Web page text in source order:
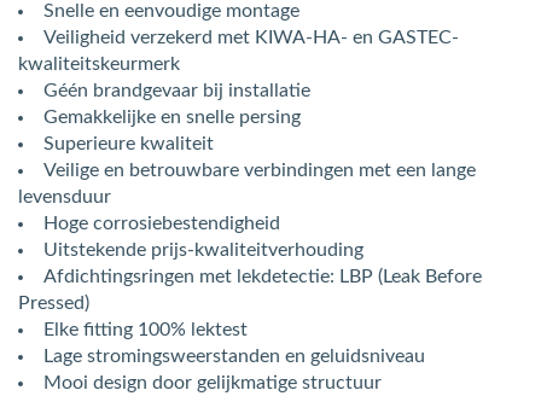
Snelle en eenvoudige montage
Veiligheid verzekerd met KIWA-HA- en GASTEC-
kwaliteitskeurmerk
Géén brandgevaar bij installatie
Gemakkelijke en snelle persing
Superieure kwaliteit
Veilige en betrouwbare verbindingen met een lange
levensduur
Hoge corrosiebestendigheid
Uitstekende prijs-kwaliteitverhouding
Afdichtingsringen met lekdetectie: LBP (Leak Before
Pressed)
Elke fitting 100% lektest
Lage stromingsweerstanden en geluidsniveau
Mooi design door gelijkmatige structuur